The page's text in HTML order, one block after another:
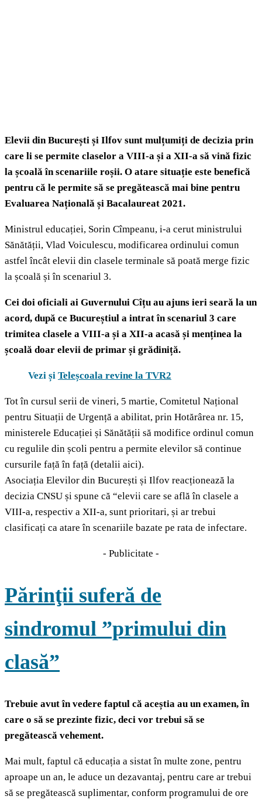
Elevii din București și Ilfov sunt mulțumiți de decizia prin
care li se permite claselor a VIII-a și a XII-a să vină fizic
la școală în scenariile roșii. O atare situație este benefică
pentru că le permite să se pregătească mai bine pentru
Evaluarea Națională și Bacalaureat 2021.
Ministrul educației, Sorin Cîmpeanu, i-a cerut ministrului
Sănătății, Vlad Voiculescu, modificarea ordinului comun
astfel încât elevii din clasele terminale să poată merge fizic
la școală și în scenariul 3.
Cei doi oficiali ai Guvernului Cîțu au ajuns ieri seară la un
acord, după ce Bucureștiul a intrat în scenariul 3 care
trimitea clasele a VIII-a și a XII-a acasă și menținea la
școală doar elevii de primar și grădiniță.
Vezi și Teleșcoala revine la TVR2
Tot în cursul serii de vineri, 5 martie, Comitetul Național
pentru Situații de Urgență a abilitat, prin Hotărârea nr. 15,
ministerele Educației și Sănătății să modifice ordinul comun
cu regulile din școli pentru a permite elevilor să continue
cursurile față în față (detalii aici).
Asociația Elevilor din București și Ilfov reacționează la
decizia CNSU și spune că “elevii care se află în clasele a
VIII-a, respectiv a XII-a, sunt prioritari, și ar trebui
clasificați ca atare în scenariile bazate pe rata de infectare.
- Publicitate -
Părinţii suferă de
sindromul ”primului din
clasă”
Trebuie avut în vedere faptul că aceștia au un examen, în
care o să se prezinte fizic, deci vor trebui să se
pregătească vehement.
Mai mult, faptul că educația a sistat în multe zone, pentru
aproape un an, le aduce un dezavantaj, pentru care ar trebui
să se pregătească suplimentar, conform programului de ore